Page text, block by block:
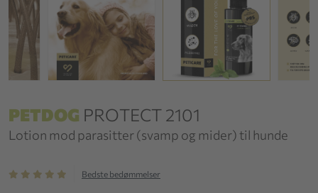
PETDOG PROTECT 2101
Lotion mod parasitter (svamp og mider) til hunde
Bedste bedømmelser